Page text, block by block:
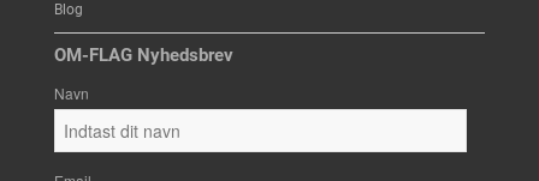
Blog
OM-FLAG Nyhedsbrev
Navn